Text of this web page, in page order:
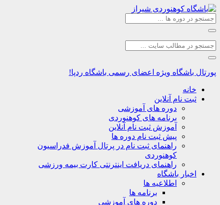
ویژه اعضای رسمی باشگاه ردپا!
نام آنلاین
دوره های آموزشی
برنامه های کوهنوردی
آموزش ثبت نام آنلاین
پیش ثبت نام دوره ها
راهنمای ثبت نام در پرتال آموزش فدراسیون
کوهنوردی
راهنمای دریافت اینترنتی کارت بیمه ورزشی
باشگاه
اطلاعیه ها
برنامه ها
دوره های آموزشی